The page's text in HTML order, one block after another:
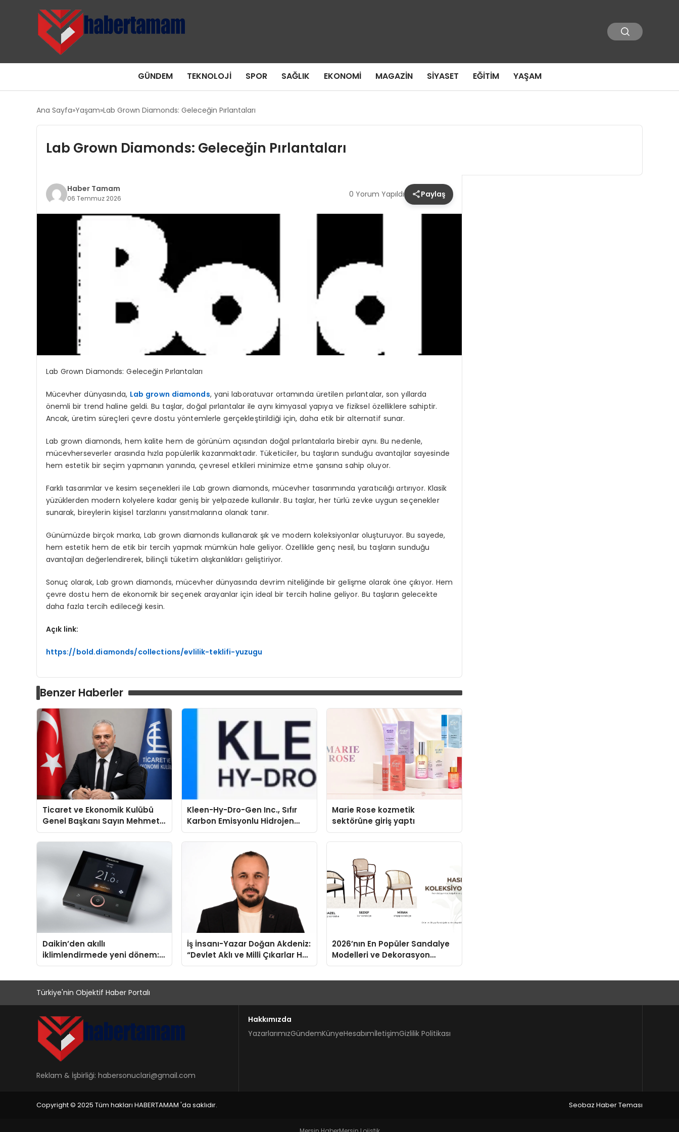
GÜNDEM TEKNOLOJI SPOR SAĞLIK EKONOMI MAGAZIN SIYASET EĞITIM YAŞAM
Ana Sayfa Yaşam Lab Grown Diamonds: Geleceğin Pırlantaları
Lab Grown Diamonds: Geleceğin Pırlantaları
Haber Tamam
06 Temmuz 2026 0 Yorum Yapıldı Paylaş
Lab Grown Diamonds: Geleceğin Pırlantaları
Mücevher dünyasında, Lab grown diamonds, yani laboratuvar ortamında üretilen pırlantalar, son yıllarda
önemli bir trend haline geldi. Bu taşlar, doğal pırlantalar ile aynı kimyasal yapıya ve fiziksel özelliklere sahiptir.
Ancak, üretim süreçleri çevre dostu yöntemlerle gerçekleştirildiği için, daha etik bir alternatif sunar.
Lab grown diamonds, hem kalite hem de görünüm açısından doğal pırlantalarla birebir aynı. Bu nedenle,
mücevherseverler arasında hızla popülerlik kazanmaktadır. Tüketiciler, bu taşların sunduğu avantajlar sayesinde
hem estetik bir seçim yapmanın yanında, çevresel etkileri minimize etme şansına sahip oluyor.
Farklı tasarımlar ve kesim seçenekleri ile Lab grown diamonds, mücevher tasarımında yaratıcılığı artırıyor. Klasik
yüzüklerden modern kolyelere kadar geniş bir yelpazede kullanılır. Bu taşlar, her türlü zevke uygun seçenekler
sunarak, bireylerin kişisel tarzlarını yansıtmalarına olanak tanır.
Günümüzde birçok marka, Lab grown diamonds kullanarak şık ve modern koleksiyonlar oluşturuyor. Bu sayede,
hem estetik hem de etik bir tercih yapmak mümkün hale geliyor. Özellikle genç nesil, bu taşların sunduğu
avantajları değerlendirerek, bilinçli tüketim alışkanlıkları geliştiriyor.
Sonuç olarak, Lab grown diamonds, mücevher dünyasında devrim niteliğinde bir gelişme olarak öne çıkıyor. Hem
çevre dostu hem de ekonomik bir seçenek arayanlar için ideal bir tercih haline geliyor. Bu taşların gelecekte
daha fazla tercih edileceği kesin.
Açık link:
https://bold.diamonds/collections/evlilik-teklifi-yuzugu
Benzer Haberler
Ticaret ve Ekonomik Kulübü
Genel Başkanı Sayın Mehmet
Ulutaş, ekonomiye dair yaptığı
açıklamada şunları kaydetti:
Kleen-Hy-Dro-Gen Inc., Sıfır
Karbon Emisyonlu Hidrojen
Isıtma Teknolojisinde ISO ve
TSSA Düzenleyici Onaylarını
Marie Rose kozmetik
sektörüne giriş yaptı
Daikin’den akıllı
iklimlendirmede yeni dönem:
Madoka Plus Türkiye’de
İş İnsanı-Yazar Doğan Akdeniz:
“Devlet Aklı ve Milli Çıkarlar Her
Şeyin Üzerindedir”
2026’nın En Popüler Sandalye
Modelleri ve Dekorasyon
Trendleri
Türkiye'nin Objektif Haber Portalı
Reklam & İşbirliği: habersonuclari@gmail.com
Hakkımızda
YazarlarımızGündemKünyeHesabımİletişimGizlilik Politikası
Copyright © 2025 Tüm hakları HABERTAMAM 'da saklıdır. Seobaz Haber Teması